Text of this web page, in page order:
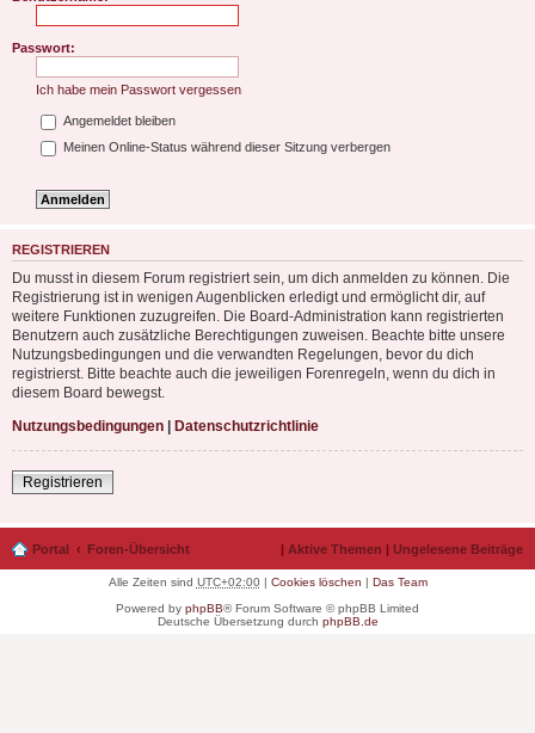
Passwort:
Ich habe mein Passwort vergessen
Angemeldet bleiben
Meinen Online-Status während dieser Sitzung verbergen
REGISTRIEREN
Du musst in diesem Forum registriert sein, um dich anmelden zu können. Die
Registrierung ist in wenigen Augenblicken erledigt und ermöglicht dir, auf
weitere Funktionen zuzugreifen. Die Board-Administration kann registrierten
Benutzern auch zusätzliche Berechtigungen zuweisen. Beachte bitte unsere
Nutzungsbedingungen und die verwandten Regelungen, bevor du dich
registrierst. Bitte beachte auch die jeweiligen Forenregeln, wenn du dich in
diesem Board bewegst.
Nutzungsbedingungen | Datenschutzrichtlinie
Registrieren
Portal Foren-Übersicht | Aktive Themen | Ungelesene Beiträge
Alle Zeiten sind UTC+02:00| Cookies löschen | Das Team
Powered by phpBB® Forum Software © phpBB Limited
Deutsche Übersetzung durch phpBB.de